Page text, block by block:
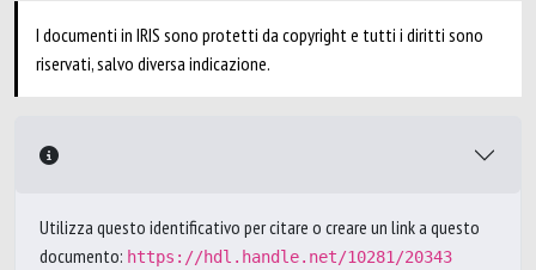
I documenti in IRIS sono protetti da copyright e tutti i diritti sono
riservati, salvo diversa indicazione.
Utilizza questo identificativo per citare o creare un link a questo
documento: https://hdl.handle.net/10281/20343